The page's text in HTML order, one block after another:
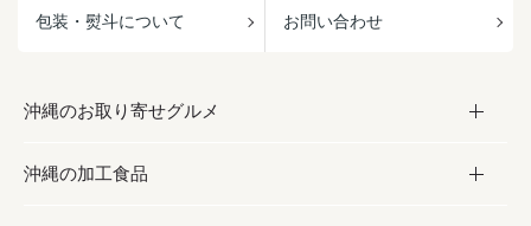
包装・熨斗について お問い合わせ
沖縄のお取り寄せグルメ
お取り寄せグルメ
沖縄の加工食品